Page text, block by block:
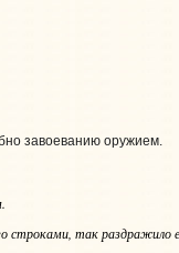
завоеванию оружием.
.
строками, так раздражило